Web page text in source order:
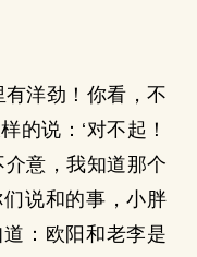
洋劲！你看，不
的说：‘对不起！
介意，我知道那个
说和的事，小胖
：欧阳和老李是